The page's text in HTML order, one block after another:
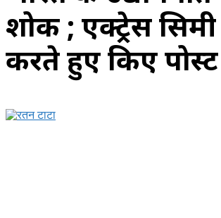
शोक ; एक्ट्रेस
करते हुए किए पोस्ट